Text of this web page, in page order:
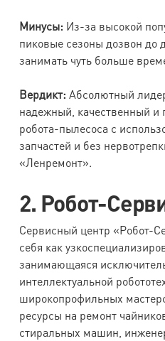
Минусы: Из-за высокой
пиковые сезоны дозвон до
занимать чуть больше
Вердикт: Абсолютный
надежный, качественный и
робота-пылесоса с
запчастей и без
«Ленремонт».
2. Робот-
Сервисный центр «Робот-
себя как
занимающаяся
интеллектуальной
широкопрофильных
ресурсы на ремонт
стиральных машин,